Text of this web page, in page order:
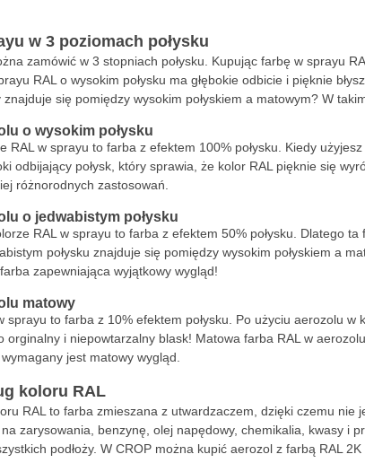
w 3 poziomach połysku
zamówić w 3 stopniach połysku. Kupując farbę w sprayu
RAL o wysokim połysku ma głębokie odbicie i pięknie
się pomiędzy wysokim połyskiem a matowym? W
o wysokim połysku
RAL w sprayu to farba z efektem 100% połysku. Kiedy
odbijający połysk, który sprawia, że kolor RAL pięknie się
różnorodnych zastosowań.
o jedwabistym połysku
RAL w sprayu to farba z efektem 50% połysku. Dlatego
połysku znajduje się pomiędzy wysokim połyskiem a
zapewniająca wyjątkowy wygląd!
matowy
sprayu to farba z 10% efektem połysku. Po użyciu aerozolu
orginalny i niepowtarzalny blask! Matowa farba RAL w
jest matowy wygląd.
koloru RAL
RAL to farba zmieszana z utwardzaczem, dzięki czemu
zarysowania, benzynę, olej napędowy, chemikalia, kwasy i
podłoży. W CROP można kupić aerozol z farbą RAL 2K